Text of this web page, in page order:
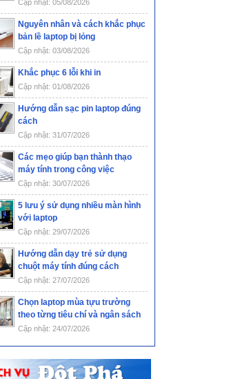
Cập nhật: 05/08/2026
Nguyên nhân và cách khắc phục
bản lề laptop bị lỏng
Cập nhật: 03/08/2026
Khắc phục 6 lỗi khi in
Cập nhật: 01/08/2026
Hướng dẫn sạc pin laptop đúng
cách
Cập nhật: 31/07/2026
Các mẹo giúp bạn thành thạo
máy tính trong công việc
Cập nhật: 30/07/2026
5 lưu ý sử dụng nhiều màn hình
với laptop
Cập nhật: 29/07/2026
Hướng dẫn dạy trẻ sử dụng
chuột máy tính đúng cách
Cập nhật: 27/07/2026
Chọn laptop mùa tựu trường
theo từng tiêu chí và ngân sách
Cập nhật: 24/07/2026